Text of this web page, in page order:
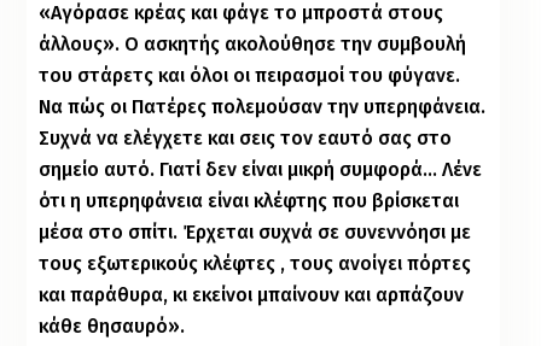
«Αγόρασε κρέας και φάγε το μπροστά στους
άλλους». Ο ασκητής ακολούθησε την συμβουλή
του στάρετς και όλοι οι πειρασμοί του φύγανε.
Να πώς οι Πατέρες πολεμούσαν την υπερηφάνεια.
Συχνά να ελέγχετε και σεις τον εαυτό σας στο
σημείο αυτό. Γιατί δεν είναι μικρή συμφορά… Λένε
ότι η υπερηφάνεια είναι κλέφτης που βρίσκεται
μέσα στο σπίτι. Έρχεται συχνά σε συνεννόησι με
τους εξωτερικούς κλέφτες , τους ανοίγει πόρτες
και παράθυρα, κι εκείνοι μπαίνουν και αρπάζουν
κάθε θησαυρό».